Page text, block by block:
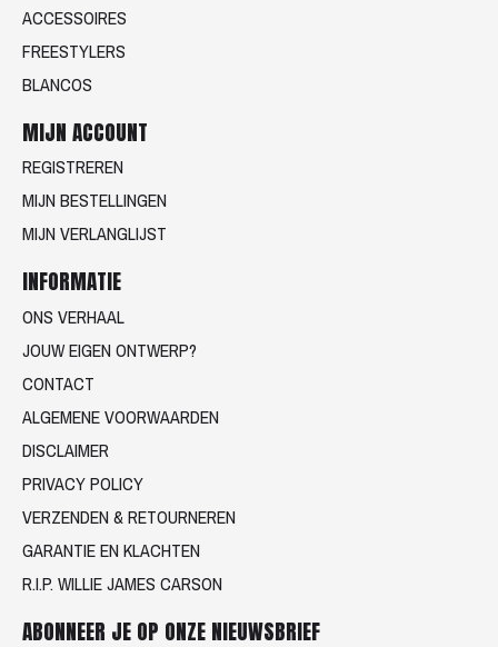
ACCESSOIRES
FREESTYLERS
BLANCOS
MIJN ACCOUNT
REGISTREREN
MIJN BESTELLINGEN
MIJN VERLANGLIJST
INFORMATIE
ONS VERHAAL
JOUW EIGEN ONTWERP?
CONTACT
ALGEMENE VOORWAARDEN
DISCLAIMER
PRIVACY POLICY
VERZENDEN & RETOURNEREN
GARANTIE EN KLACHTEN
R.I.P. WILLIE JAMES CARSON
ABONNEER JE OP ONZE NIEUWSBRIEF